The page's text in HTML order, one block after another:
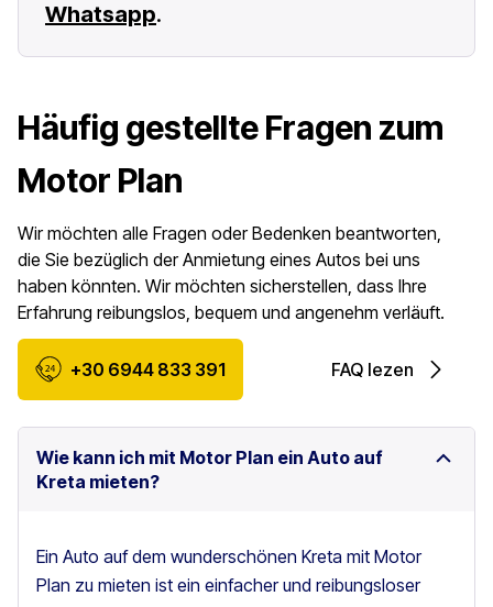
Whatsapp.
Häufig gestellte Fragen zum
Motor Plan
Wir möchten alle Fragen oder Bedenken beantworten,
die Sie bezüglich der Anmietung eines Autos bei uns
haben könnten. Wir möchten sicherstellen, dass Ihre
Erfahrung reibungslos, bequem und angenehm verläuft.
+30 6944 833 391 FAQ lezen
Wie kann ich mit Motor Plan ein Auto auf
Kreta mieten?
Ein Auto auf dem wunderschönen Kreta mit Motor
Plan zu mieten ist ein einfacher und reibungsloser